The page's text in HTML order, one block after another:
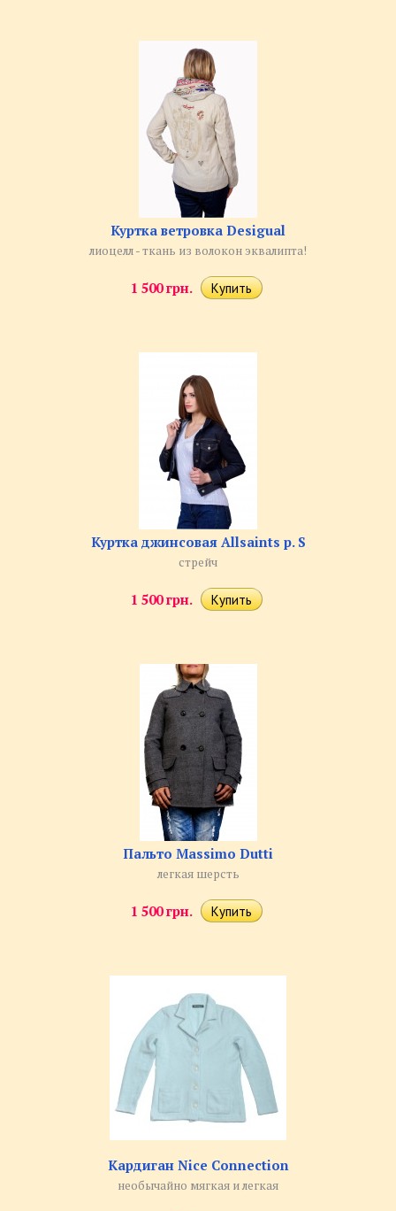
Куртка ветровка Desigual
лиоцелл - ткань из волокон эквалипта!
1 500 грн.
Куртка джинсовая Allsaints р. S
стрейч
1 500 грн.
Пальто Massimo Dutti
легкая шерсть
1 500 грн.
Кардиган Nice Connection
необычайно мягкая и легкая